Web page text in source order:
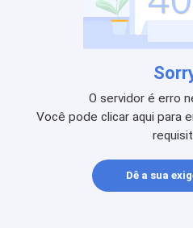
O servidor é erro
Você pode clicar aqui para
Dê a sua